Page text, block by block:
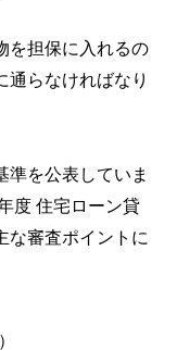
を担保に入れるの
通らなければなり
準を公表していま
度 住宅ローン貸
な審査ポイントに